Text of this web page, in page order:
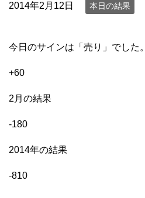
2014年2月12日 本日の結果
今日のサインは「売り」でした。
+60
2月の結果
-180
2014年の結果
-810